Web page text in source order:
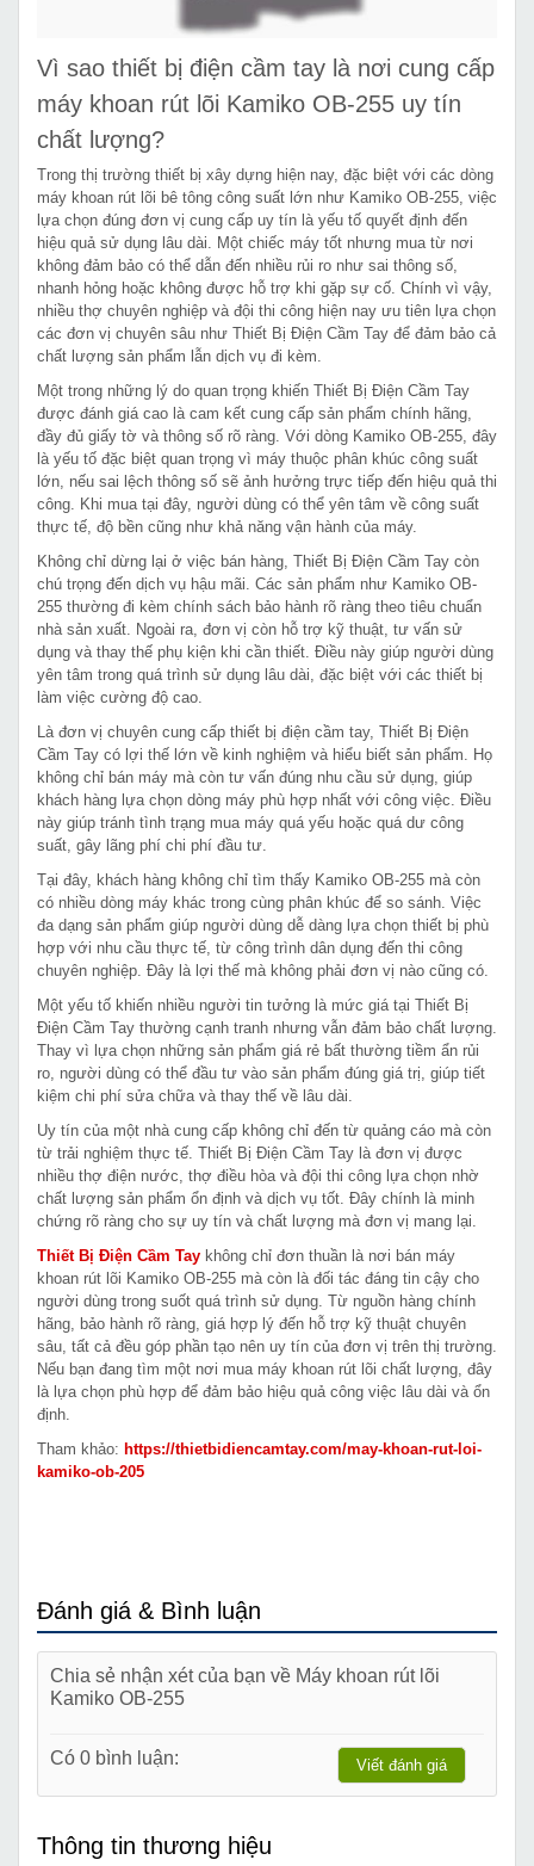
Vì sao thiết bị điện cầm tay là nơi cung cấp
máy khoan rút lõi Kamiko OB-255 uy tín
chất lượng?
Trong thị trường thiết bị xây dựng hiện nay, đặc biệt với các dòng
máy khoan rút lõi bê tông công suất lớn như Kamiko OB-255, việc
lựa chọn đúng đơn vị cung cấp uy tín là yếu tố quyết định đến
hiệu quả sử dụng lâu dài. Một chiếc máy tốt nhưng mua từ nơi
không đảm bảo có thể dẫn đến nhiều rủi ro như sai thông số,
nhanh hỏng hoặc không được hỗ trợ khi gặp sự cố. Chính vì vậy,
nhiều thợ chuyên nghiệp và đội thi công hiện nay ưu tiên lựa chọn
các đơn vị chuyên sâu như Thiết Bị Điện Cầm Tay để đảm bảo cả
chất lượng sản phẩm lẫn dịch vụ đi kèm.
Một trong những lý do quan trọng khiến Thiết Bị Điện Cầm Tay
được đánh giá cao là cam kết cung cấp sản phẩm chính hãng,
đầy đủ giấy tờ và thông số rõ ràng. Với dòng Kamiko OB-255, đây
là yếu tố đặc biệt quan trọng vì máy thuộc phân khúc công suất
lớn, nếu sai lệch thông số sẽ ảnh hưởng trực tiếp đến hiệu quả thi
công. Khi mua tại đây, người dùng có thể yên tâm về công suất
thực tế, độ bền cũng như khả năng vận hành của máy.
Không chỉ dừng lại ở việc bán hàng, Thiết Bị Điện Cầm Tay còn
chú trọng đến dịch vụ hậu mãi. Các sản phẩm như Kamiko OB-
255 thường đi kèm chính sách bảo hành rõ ràng theo tiêu chuẩn
nhà sản xuất. Ngoài ra, đơn vị còn hỗ trợ kỹ thuật, tư vấn sử
dụng và thay thế phụ kiện khi cần thiết. Điều này giúp người dùng
yên tâm trong quá trình sử dụng lâu dài, đặc biệt với các thiết bị
làm việc cường độ cao.
Là đơn vị chuyên cung cấp thiết bị điện cầm tay, Thiết Bị Điện
Cầm Tay có lợi thế lớn về kinh nghiệm và hiểu biết sản phẩm. Họ
không chỉ bán máy mà còn tư vấn đúng nhu cầu sử dụng, giúp
khách hàng lựa chọn dòng máy phù hợp nhất với công việc. Điều
này giúp tránh tình trạng mua máy quá yếu hoặc quá dư công
suất, gây lãng phí chi phí đầu tư.
Tại đây, khách hàng không chỉ tìm thấy Kamiko OB-255 mà còn
có nhiều dòng máy khác trong cùng phân khúc để so sánh. Việc
đa dạng sản phẩm giúp người dùng dễ dàng lựa chọn thiết bị phù
hợp với nhu cầu thực tế, từ công trình dân dụng đến thi công
chuyên nghiệp. Đây là lợi thế mà không phải đơn vị nào cũng có.
Một yếu tố khiến nhiều người tin tưởng là mức giá tại Thiết Bị
Điện Cầm Tay thường cạnh tranh nhưng vẫn đảm bảo chất lượng.
Thay vì lựa chọn những sản phẩm giá rẻ bất thường tiềm ẩn rủi
ro, người dùng có thể đầu tư vào sản phẩm đúng giá trị, giúp tiết
kiệm chi phí sửa chữa và thay thế về lâu dài.
Uy tín của một nhà cung cấp không chỉ đến từ quảng cáo mà còn
từ trải nghiệm thực tế. Thiết Bị Điện Cầm Tay là đơn vị được
nhiều thợ điện nước, thợ điều hòa và đội thi công lựa chọn nhờ
chất lượng sản phẩm ổn định và dịch vụ tốt. Đây chính là minh
chứng rõ ràng cho sự uy tín và chất lượng mà đơn vị mang lại.
Thiết Bị Điện Cầm Tay không chỉ đơn thuần là nơi bán máy
khoan rút lõi Kamiko OB-255 mà còn là đối tác đáng tin cậy cho
người dùng trong suốt quá trình sử dụng. Từ nguồn hàng chính
hãng, bảo hành rõ ràng, giá hợp lý đến hỗ trợ kỹ thuật chuyên
sâu, tất cả đều góp phần tạo nên uy tín của đơn vị trên thị trường.
Nếu bạn đang tìm một nơi mua máy khoan rút lõi chất lượng, đây
là lựa chọn phù hợp để đảm bảo hiệu quả công việc lâu dài và ổn
định.
Tham khảo: https://thietbidiencamtay.com/may-khoan-rut-loi-
kamiko-ob-205
Đánh giá & Bình luận
Chia sẻ nhận xét của bạn về Máy khoan rút lõi
Kamiko OB-255
Có 0 bình luận: Viết đánh giá
Thông tin thương hiệu